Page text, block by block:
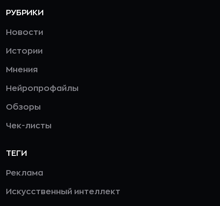
РУБРИКИ
Новости
Истории
Мнения
Нейропрофайлы
Обзоры
Чек-листы
ТЕГИ
Реклама
Искусственный интеллект